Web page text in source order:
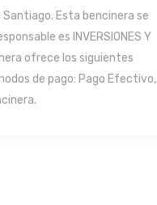
Santiago. Esta bencinera se
es INVERSIONES Y
ofrece los siguientes
de pago: Pago Efectivo,